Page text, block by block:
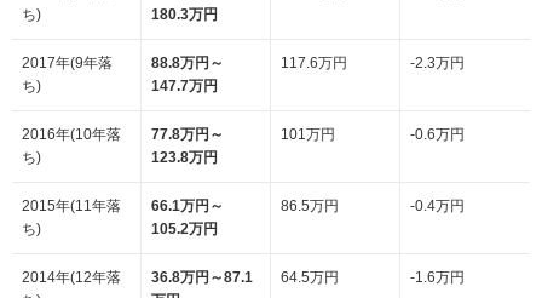
ち)
180.3万円
2017年(9年落
ち)
88.8万円～
147.7万円
117.6万円 -2.3万円
2016年(10年落
ち)
77.8万円～
123.8万円
101万円 -0.6万円
2015年(11年落
ち)
66.1万円～
105.2万円
86.5万円 -0.4万円
2014年(12年落
36.8万円～87.1
64.5万円 -1.6万円